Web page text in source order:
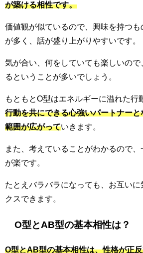
が築ける相性です。
価値観が似ているので、興味を持つも
が多く、話が盛り上がりやすいです。
気が合い、何をしていても楽しいの
るということが多いでしょう。
もともとO型はエネルギーに溢れた行
行動を共にできる心強いパートナー
範囲が広がっていきます。
また、考えていることがわかるので
が楽です。
たとえバラバラになっても、お互いに
クスできます。
O型とAB型の基本相性は？
O型とAB型の基本相性は、性格が正